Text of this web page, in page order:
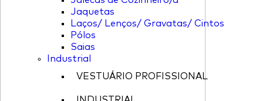
Jaquetas
Laços/ Lenços/ Gravatas/ Cintos
Pólos
Saias
Industrial
VESTUÁRIO PROFISSIONAL